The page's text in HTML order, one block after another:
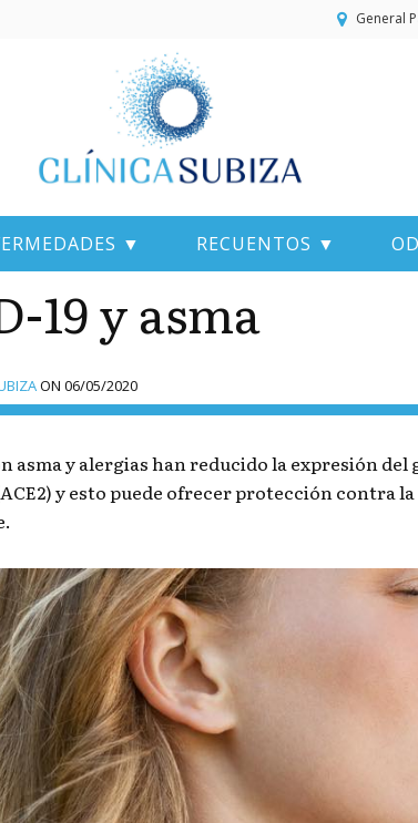
General
▼ RECUENTOS ▼
19 y asma
ON 06/05/2020
asma y alergias han reducido la expresión
y esto puede ofrecer protección contra